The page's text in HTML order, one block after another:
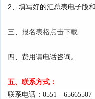
2、 填写好的汇总表电子版
三、 报名表格点击下载
四、费用请电话咨询。
五、联系方式：
联系电话：